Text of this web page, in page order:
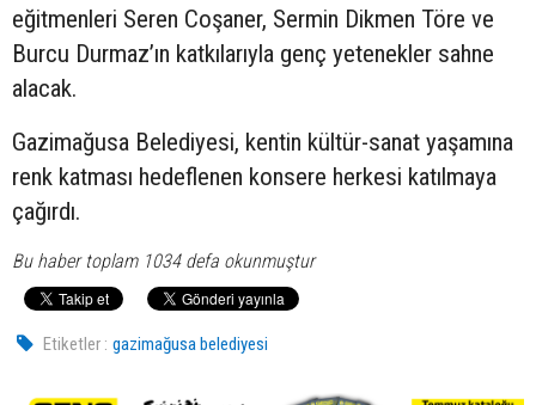
eğitmenleri Seren Coşaner, Sermin Dikmen Töre ve
Burcu Durmaz’ın katkılarıyla genç yetenekler sahne
alacak.
Gazimağusa Belediyesi, kentin kültür-sanat yaşamına
renk katması hedeflenen konsere herkesi katılmaya
çağırdı.
Bu haber toplam 1034 defa okunmuştur
Etiketler : gazimağusa belediyesi